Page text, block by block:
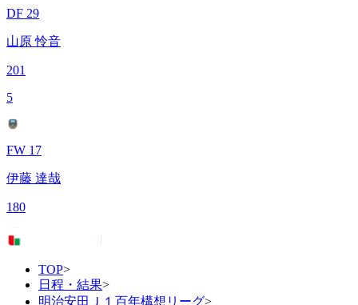
DF 29
山原 怜音
201
5
FW 17
伊藤 達哉
180
TOP>
日程・結果>
明治安田Ｊ１百年構想リーグ>